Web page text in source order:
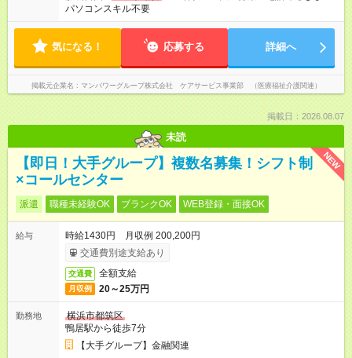
パソコンスキル不要
気になる！ 応募する 詳細へ
掲載元企業名 マンパワーグループ株式会社 ケアサービス事業部 （医療福祉介護関連）
掲載日：2026.08.07
未読
NEW
【即日！大手グループ】複数名募集！シフト制
×コールセンター
派遣 職種未経験OK ブランクOK WEB登録・面接OK
給与
時給1430円 月収例 200,200円
交通費別途支給あり
交通費 全額支給
月収例 20～25万円
勤務地
横浜市都筑区
鴨居駅から徒歩7分
【大手グループ】金融関連